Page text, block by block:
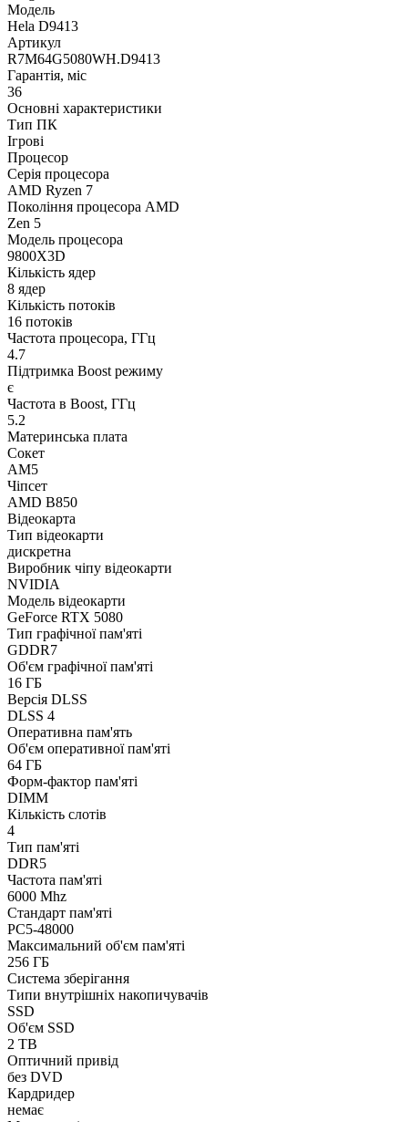
Модель
Hela D9413
Артикул
R7M64G5080WH.D9413
Гарантія, міс
36
Основні характеристики
Тип ПК
Ігрові
Процесор
Серія процесора
AMD Ryzen 7
Покоління процесора AMD
Zen 5
Модель процесора
9800X3D
Кількість ядер
8 ядер
Кількість потоків
16 потоків
Частота процесора, ГГц
4.7
Підтримка Boost режиму
є
Частота в Boost, ГГц
5.2
Материнська плата
Сокет
AM5
Чіпсет
AMD B850
Відеокарта
Тип відеокарти
дискретна
Виробник чіпу відеокарти
NVIDIA
Модель відеокарти
GeForce RTX 5080
Тип графічної пам'яті
GDDR7
Об'єм графічної пам'яті
16 ГБ
Версія DLSS
DLSS 4
Оперативна пам'ять
Об'єм оперативної пам'яті
64 ГБ
Форм-фактор пам'яті
DIMM
Кількість слотів
4
Тип пам'яті
DDR5
Частота пам'яті
6000 Mhz
Стандарт пам'яті
PC5-48000
Максимальний об'єм пам'яті
256 ГБ
Система зберігання
Типи внутрішніх накопичувачів
SSD
Об'єм SSD
2 TB
Оптичний привід
без DVD
Кардридер
немає